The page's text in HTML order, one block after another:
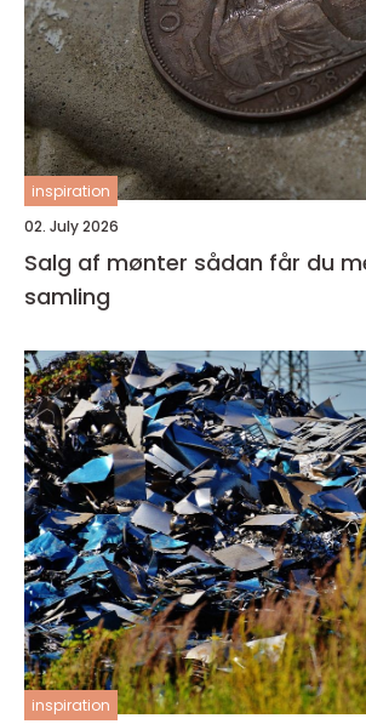
inspiration
02. July 2026
Salg af mønter sådan får du mest ud af din
samling
inspiration